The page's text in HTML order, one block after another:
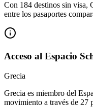
Con 184 destinos sin visa,
entre los pasaportes
Acceso al Espacio
Grecia
Grecia es miembro del
movimiento a través de 27